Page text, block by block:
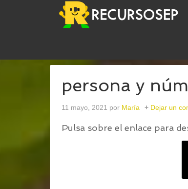
persona y
11 mayo, 2021 por María Dejar un
Pulsa sobre el enlace para